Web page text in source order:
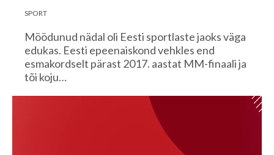
SPORT
Möödunud nädal oli Eesti sportlaste jaoks väga
edukas. Eesti epeenaiskond vehkles end
esmakordselt pärast 2017. aastat MM-finaali ja
tõi koju…